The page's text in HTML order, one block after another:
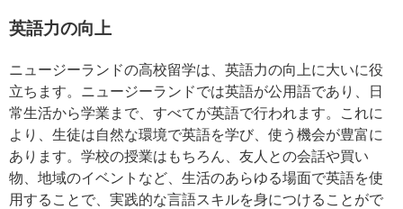
英語力の向上
ニュージーランドの高校留学は、英語力の向上に大いに役
立ちます。ニュージーランドでは英語が公用語であり、日
常生活から学業まで、すべてが英語で行われます。これに
より、生徒は自然な環境で英語を学び、使う機会が豊富に
あります。学校の授業はもちろん、友人との会話や買い
物、地域のイベントなど、生活のあらゆる場面で英語を使
用することで、実践的な言語スキルを身につけることがで